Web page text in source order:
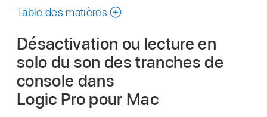
ce
Table des matières
Désactivation ou lecture en
solo du son des tranches de
console dans
Logic Pro pour Mac